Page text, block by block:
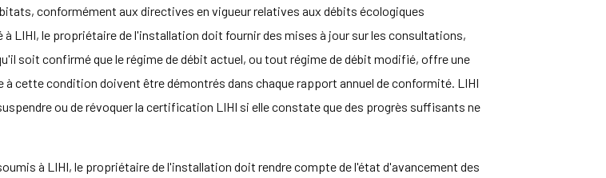
conformément aux directives en vigueur relatives aux débits écologiques
LIHI, le propriétaire de l'installation doit fournir des mises à jour sur les consultations,
soit confirmé que le régime de débit actuel, ou tout régime de débit modifié, offre une
cette condition doivent être démontrés dans chaque rapport annuel de conformité. LIHI
ou de révoquer la certification LIHI si elle constate que des progrès suffisants ne
à LIHI, le propriétaire de l'installation doit rendre compte de l'état d'avancement des